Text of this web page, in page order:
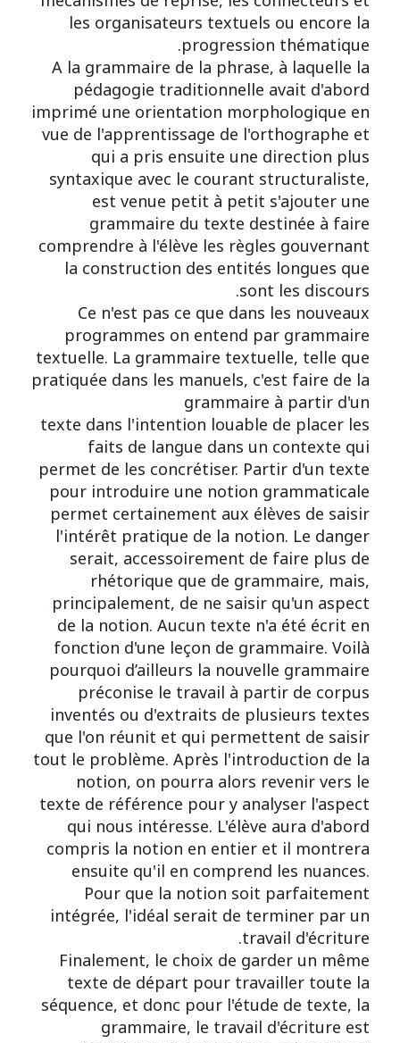
les organisateurs textuels ou encore la
progression thématique.
A la grammaire de la phrase, à laquelle la
pédagogie traditionnelle avait d'abord
imprimé une orientation morphologique en
vue de l'apprentissage de l'orthographe et
qui a pris ensuite une direction plus
syntaxique avec le courant structuraliste,
est venue petit à petit s'ajouter une
grammaire du texte destinée à faire
comprendre à l'élève les règles gouvernant
la construction des entités longues que
sont les discours.
Ce n'est pas ce que dans les nouveaux
programmes on entend par grammaire
textuelle. La grammaire textuelle, telle que
pratiquée dans les manuels, c'est faire de la
grammaire à partir d'un
texte dans l'intention louable de placer les
faits de langue dans un contexte qui
permet de les concrétiser. Partir d'un texte
pour introduire une notion grammaticale
permet certainement aux élèves de saisir
l'intérêt pratique de la notion. Le danger
serait, accessoirement de faire plus de
rhétorique que de grammaire, mais,
principalement, de ne saisir qu'un aspect
de la notion. Aucun texte n'a été écrit en
fonction d'une leçon de grammaire. Voilà
pourquoi d’ailleurs la nouvelle grammaire
préconise le travail à partir de corpus
inventés ou d'extraits de plusieurs textes
que l'on réunit et qui permettent de saisir
tout le problème. Après l'introduction de la
notion, on pourra alors revenir vers le
texte de référence pour y analyser l'aspect
qui nous intéresse. L'élève aura d'abord
compris la notion en entier et il montrera
ensuite qu'il en comprend les nuances.
Pour que la notion soit parfaitement
intégrée, l'idéal serait de terminer par un
travail d'écriture.
Finalement, le choix de garder un même
texte de départ pour travailler toute la
séquence, et donc pour l'étude de texte, la
grammaire, le travail d'écriture est